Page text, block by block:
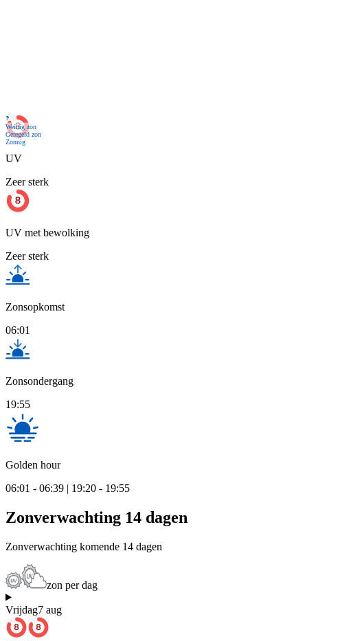
Nu
Weinig zon
Geregeld zon
Zonnig
UV
Zeer sterk
UV met bewolking
Zeer sterk
Zonsopkomst
06:01
Zonsondergang
19:55
Golden hour
06:01 - 06:39 | 19:20 - 19:55
Zonverwachting 14 dagen
Zonverwachting komende 14 dagen
zon per dag
Vrijdag7 aug